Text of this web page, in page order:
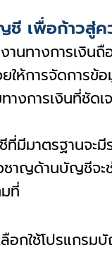
พื่อก้าวสู่คว
มาตรฐานจะมี
ชาญด้านบัญชีจะ
ที่
านทางการเงิ
ห้การจัดการข้
างการเงินที่ชัด
อกใช้โปรแกร